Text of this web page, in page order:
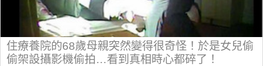
住療養院的68歲母親突然變得很奇怪！於是女兒偷
偷架設攝影機偷拍…看到真相時心都碎了！